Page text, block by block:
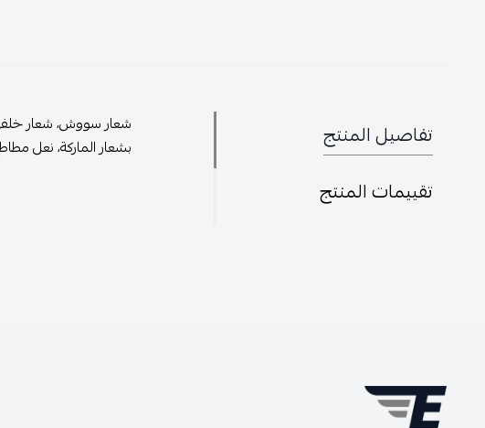
تفاصيل المنتج
تقييمات المنتج
شعار سووش، شعار
بشعار الماركة، نعل